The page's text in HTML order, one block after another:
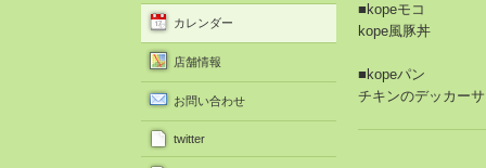
■kopeモコ
kope風豚丼
■kopeパン
チキンのデッカー
カレンダー
店舗情報
お問い合わせ
twitter